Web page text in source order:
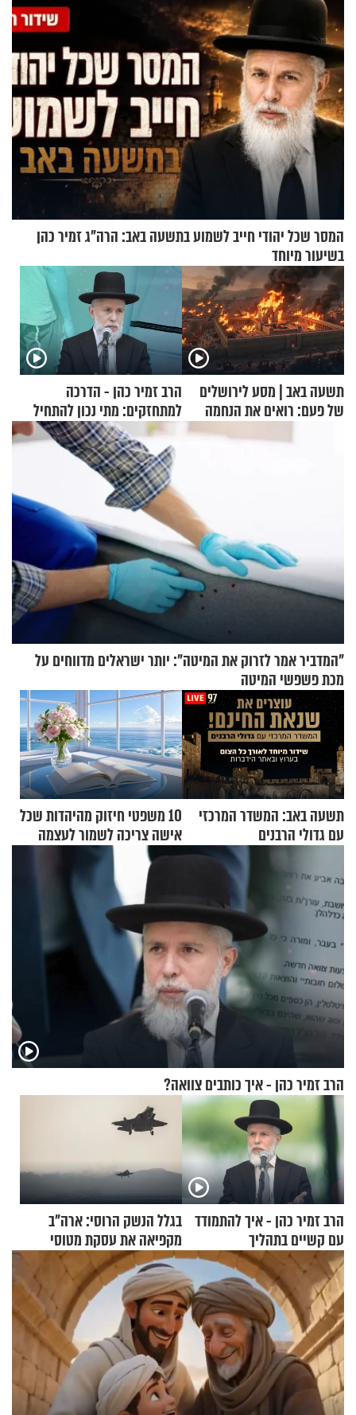
לרענן את הבית הפעם עם יהודית ואלתר כהן
המסר שכל יהודי חייב לשמוע בתשעה באב: הרה"ג זמיר כהן
בשיעור מיוחד
תשעה באב | מסע לירושלים
של פעם: רואים את הנחמה
הרב זמיר כהן - הדרכה
למתחזקים: מתי נכון להתחיל
עם לבישת הציצית?
"המדביר אמר לזרוק את המיטה": יותר ישראלים מדווחים על
מכת פשפשי המיטה
תשעה באב: המשדר המרכזי
עם גדולי הרבנים
10 משפטי חיזוק מהיהדות שכל
אישה צריכה לשמור לעצמה
הרב זמיר כהן - איך כותבים צוואה?
הרב זמיר כהן - איך להתמודד
עם קשיים בתהליך
ההתחזקות?
בגלל הנשק הרוסי: ארה"ב
מקפיאה את עסקת מטוסי
הקרב לטורקיה